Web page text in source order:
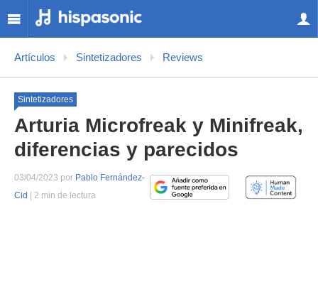
Artículos Sintetizadores Reviews
Sintetizadores
Arturia Microfreak y Minifreak,
diferencias y parecidos
03/04/2023 por Pablo Fernández-
Cid
| 2 min de lectura